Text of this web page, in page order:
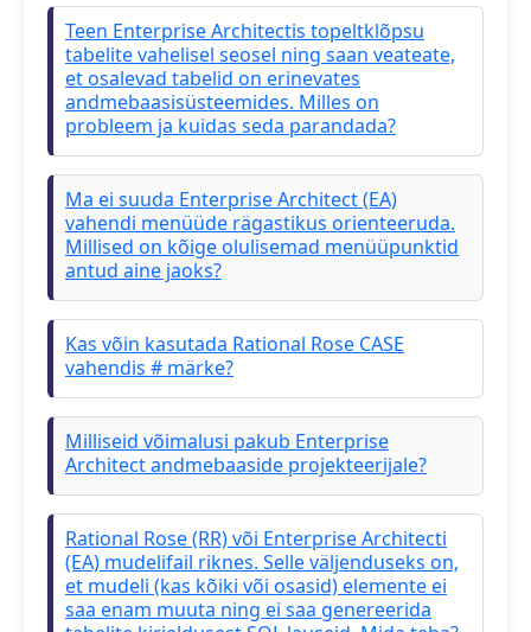
Teen Enterprise Architectis topeltklõpsu
tabelite vahelisel seosel ning saan veateate,
et osalevad tabelid on erinevates
andmebaasisüsteemides. Milles on
probleem ja kuidas seda parandada?
Ma ei suuda Enterprise Architect (EA)
vahendi menüüde rägastikus orienteeruda.
Millised on kõige olulisemad menüüpunktid
antud aine jaoks?
Kas võin kasutada Rational Rose CASE
vahendis # märke?
Milliseid võimalusi pakub Enterprise
Architect andmebaaside projekteerijale?
Rational Rose (RR) või Enterprise Architecti
(EA) mudelifail riknes. Selle väljenduseks on,
et mudeli (kas kõiki või osasid) elemente ei
saa enam muuta ning ei saa genereerida